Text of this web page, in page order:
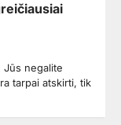
Jūs negalite
tarpai atskirti, tik